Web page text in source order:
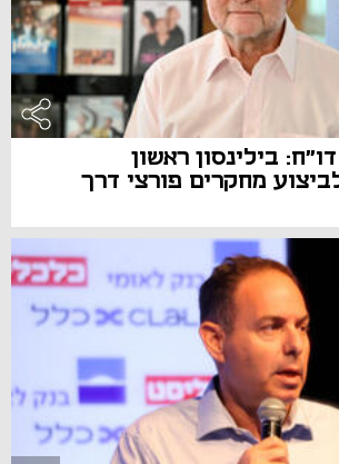
דו"ח: בילינסון ראשון
מחקרים פורצי דרך